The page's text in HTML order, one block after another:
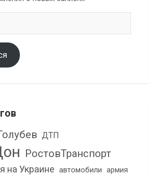
ДТП
РостовТранспорт
на Украине автомобили армия